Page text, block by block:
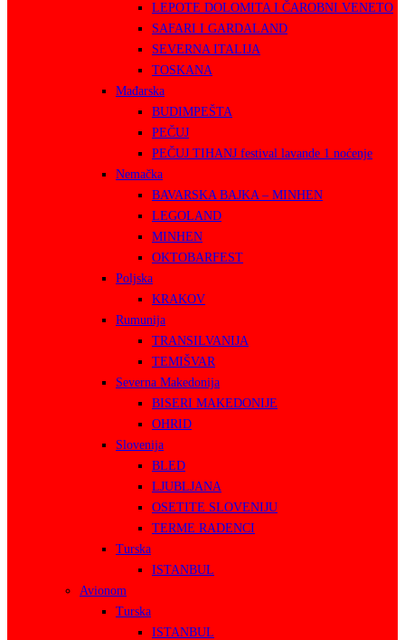
LEPOTE DOLOMITA I ČAROBNI VENETO
SAFARI I GARDALAND
SEVERNA ITALIJA
TOSKANA
Mađarska
BUDIMPEŠTA
PEČUJ
PEČUJ TIHANJ festival lavande 1 noćenje
Nemačka
BAVARSKA BAJKA – MINHEN
LEGOLAND
MINHEN
OKTOBARFEST
Poljska
KRAKOV
Rumunija
TRANSILVANIJA
TEMIŠVAR
Severna Makedonija
BISERI MAKEDONIJE
OHRID
Slovenija
BLED
LJUBLJANA
OSETITE SLOVENIJU
TERME RADENCI
Turska
ISTANBUL
Avionom
Turska
ISTANBUL